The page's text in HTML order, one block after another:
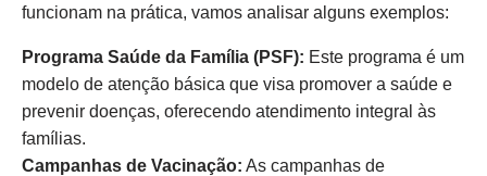
funcionam na prática, vamos analisar alguns exemplos:
Programa Saúde da Família (PSF): Este programa é um
modelo de atenção básica que visa promover a saúde e
prevenir doenças, oferecendo atendimento integral às
famílias.
Campanhas de Vacinação: As campanhas de